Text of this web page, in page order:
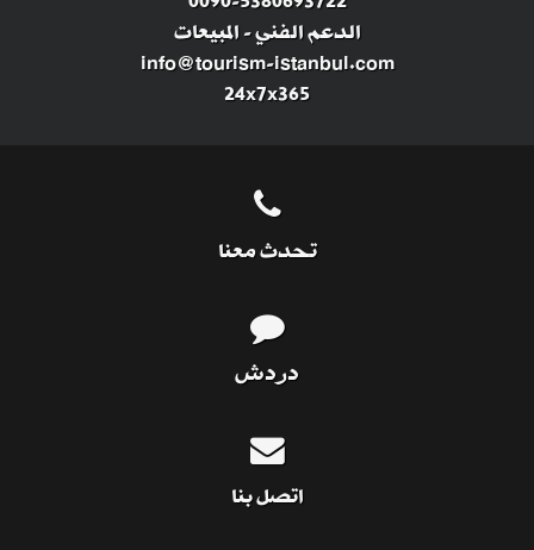
الدعم الفني-المبيعات
info@tourism-istanbul.com
24x7x365
تحدث معنا
دردش
اتصل بنا